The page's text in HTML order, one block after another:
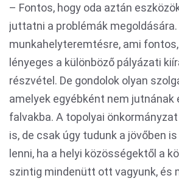
– Fontos, hogy oda aztán
juttatni a problémák
munkahelyteremtésre, ami
lényeges a különböző pályázati
részvétel. De gondolok olyan
amelyek egyébként nem jutnának
falvakba. A topolyai
is, de csak úgy tudunk a jövőben
lenni, ha a helyi közösségektől a
szintig mindenütt ott vagyunk, és